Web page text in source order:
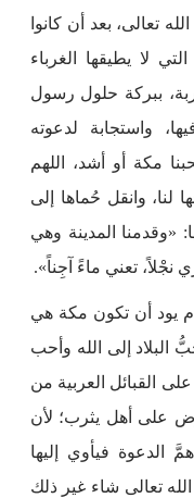
تعالى، بعد أن كانوا
لا يطيقها الغرباء
ببركة حلول رسول
واستجابة لدعوته
مكة أو أشد، اللهم
وانقل حُماها إلى
«وقدمنا المدينة وهي
نجْلاً، تعني ماءً آجِناً».
يود أن تكون مكة هي
إلى الله وأحب
القبائل العربية من
على أهل يثرب؛ لأن
الدعوة فيأوي إليها
تعالى شاء غير ذلك